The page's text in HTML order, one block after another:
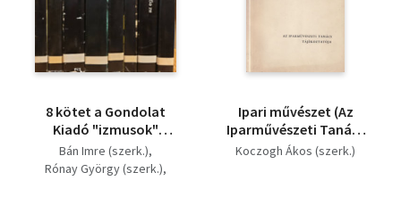
Történelem
Vallás
8 kötet a Gondolat
Kiadó "izmusok"
sorozatából: A
barokk, A
Bán Imre (szerk.)
Rónay György (szerk.)
Ipari művészet (Az
Iparművészeti Tanács
tájékoztatója 1.)
Koczogh Ákos (szerk.)